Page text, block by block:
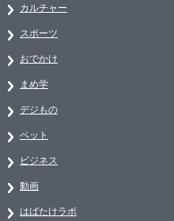
カルチャー
スポーツ
おでかけ
まめ学
デジもの
ペット
ビジネス
動画
はばたけラボ